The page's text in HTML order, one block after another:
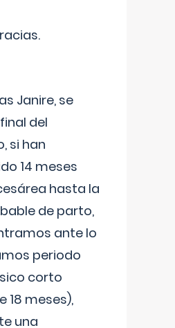
Janire, se
del
si han
14 meses
hasta la
de parto,
ante lo
periodo
corto
18 meses),
una